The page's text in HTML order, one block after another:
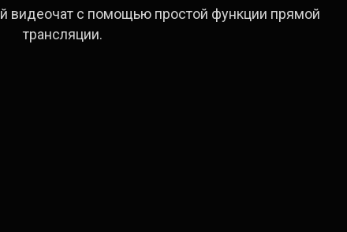
видеочат с помощью простой функции прямой
трансляции.